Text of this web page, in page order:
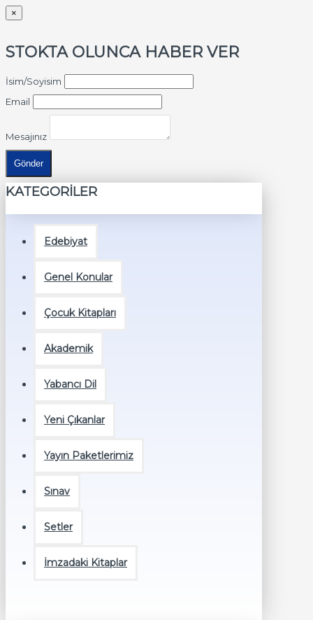
×
STOKTA OLUNCA HABER VER
İsim/Soyisim
Email
Mesajınız
Gönder
KATEGORİLER
Edebiyat
Genel Konular
Çocuk Kitapları
Akademik
Yabancı Dil
Yeni Çıkanlar
Yayın Paketlerimiz
Sınav
Setler
İmzadaki Kitaplar